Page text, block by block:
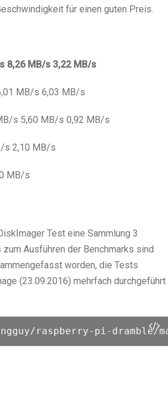
für einen guten Preis.
8,26 MB/s 3,22 MB/s
MB/s 6,03 MB/s
s 5,60 MB/s 0,92 MB/s
s 2,10 MB/s
MB/s
Test eine Sammlung 3
Ausführen der Benchmarks sind
worden, die Tests
(23.09.2016) mehrfach durchgeführt